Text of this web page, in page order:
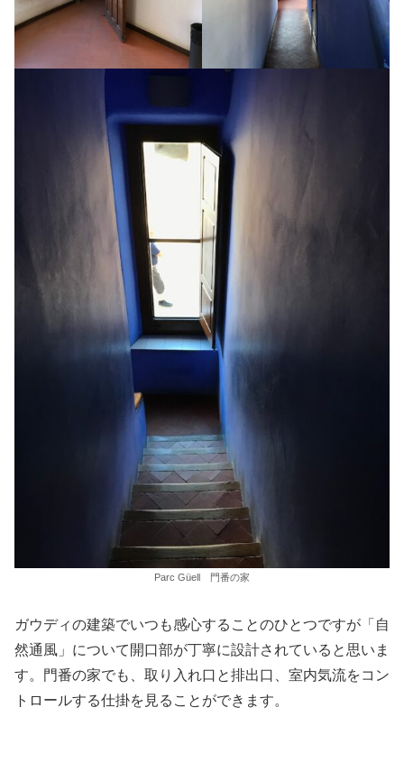
Parc Güell 門番の家
ガウディの建築でいつも感心することのひとつですが「自
然通風」について開口部が丁寧に設計されていると思いま
す。門番の家でも、取り入れ口と排出口、室内気流をコン
トロールする仕掛を見ることができます。